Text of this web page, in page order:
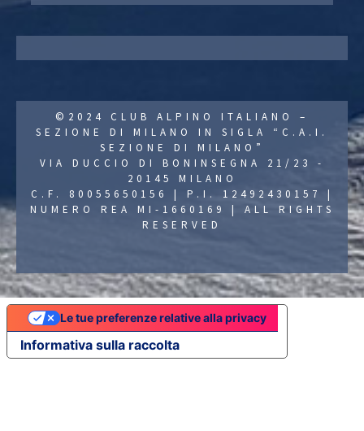
©2024 CLUB ALPINO ITALIANO –
SEZIONE DI MILANO IN SIGLA “C.A.I.
SEZIONE DI MILANO”
VIA DUCCIO DI BONINSEGNA 21/23 -
20145 MILANO
C.F. 80055650156 | P.I. 12492430157 |
NUMERO REA MI-1660169 | ALL RIGHTS
RESERVED
Informativa sulla raccolta
Le tue preferenze relative alla privacy